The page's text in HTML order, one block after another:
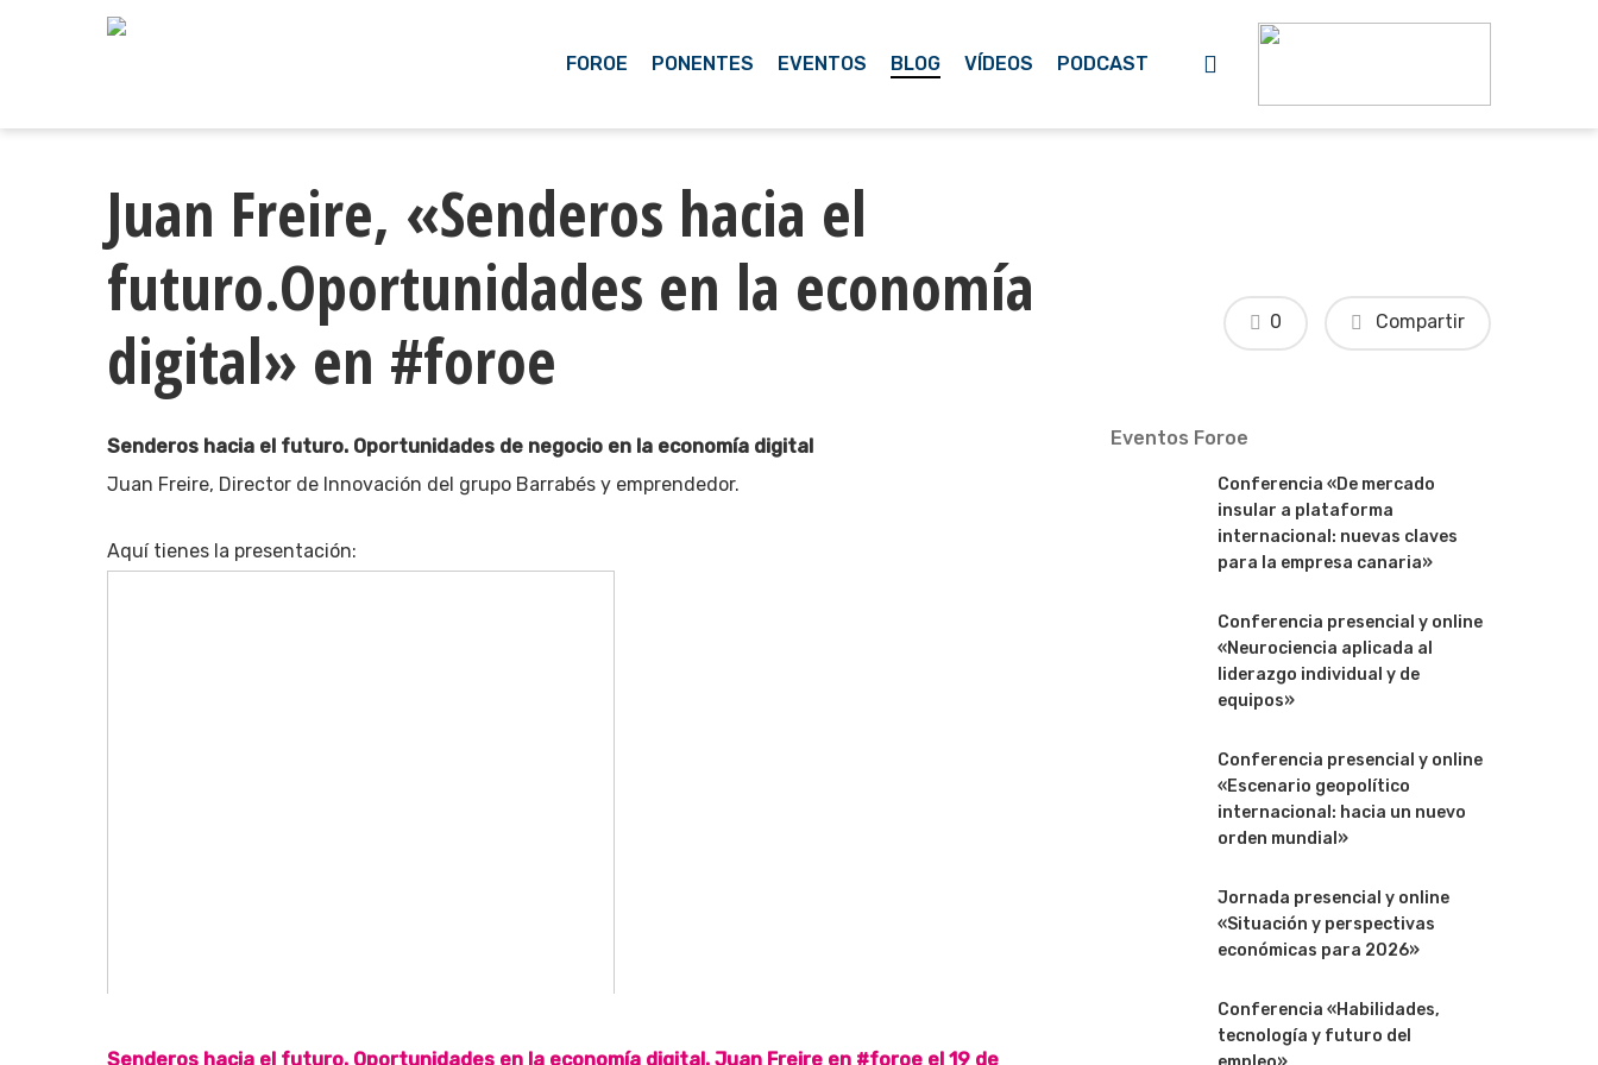
content
Pulsa enter para buscar o ESC para cerrar
FOROE PONENTES EVENTOS BLOG VÍDEOS PODCAST
Juan Freire, «Senderos hacia el
futuro.Oportunidades en la economía
digital» en #foroe
Compartir
0
Senderos hacia el futuro. Oportunidades de negocio en la economía digital
Juan Freire, Director de Innovación del grupo Barrabés y emprendedor.
Aquí tienes la presentación:
Senderos hacia el futuro. Oportunidades en la economía digital. Juan Freire en #foroe el 19 de
Eventos Foroe
Conferencia «De mercado
insular a plataforma
internacional: nuevas claves
para la empresa canaria»
Conferencia presencial y online
«Neurociencia aplicada al
liderazgo individual y de
equipos»
Conferencia presencial y online
«Escenario geopolítico
internacional: hacia un nuevo
orden mundial»
Jornada presencial y online
«Situación y perspectivas
económicas para 2026»
Conferencia «Habilidades,
tecnología y futuro del